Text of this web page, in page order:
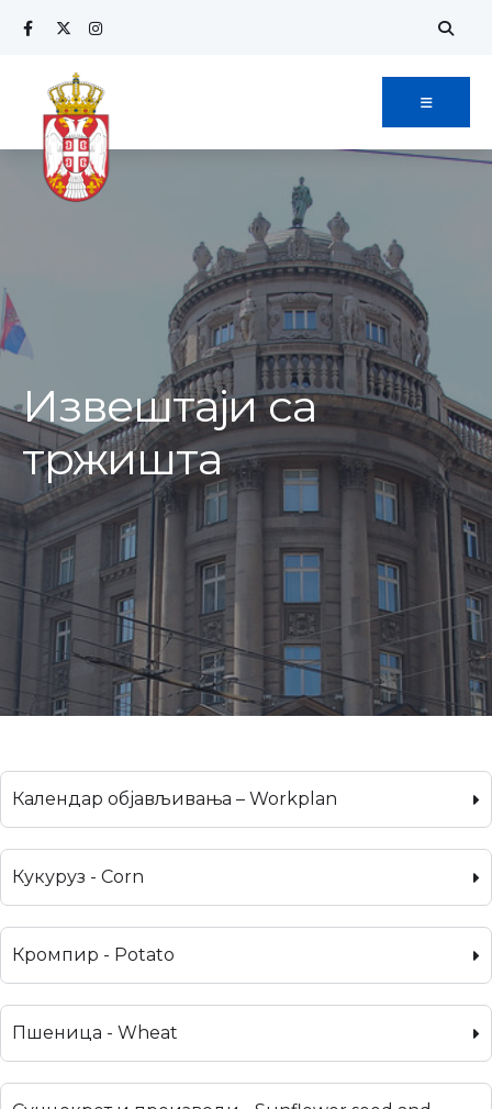
Извештаји са
тржишта
Календар објављивања – Workplan
Кукуруз - Corn
Кромпир - Potato
Пшеница - Wheat